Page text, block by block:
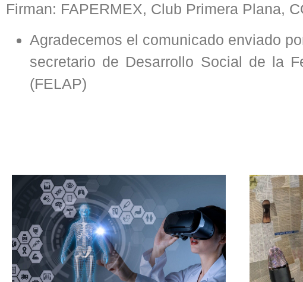
Firman: FAPERMEX, Club Primera Plana,
Agradecemos el comunicado enviado
secretario de Desarrollo Social de la
(FELAP)